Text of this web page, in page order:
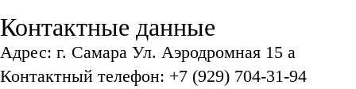
Контактные данные
Адрес: г. Самара Ул. Аэродромная 15 а
Контактный телефон: +7 (929) 704-31-94